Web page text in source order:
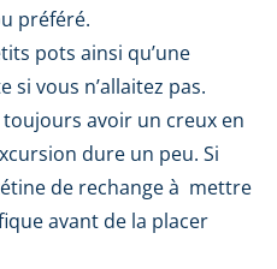
préféré.
pots ainsi qu’une
si vous n’allaitez pas.
avoir un creux en
dure un peu. Si
de rechange à mettre
avant de la placer